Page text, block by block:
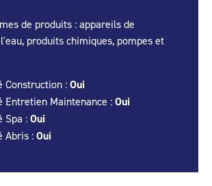
de produits : appareils de
produits chimiques, pompes et
Construction : Oui
Entretien Maintenance : Oui
Spa : Oui
Abris : Oui